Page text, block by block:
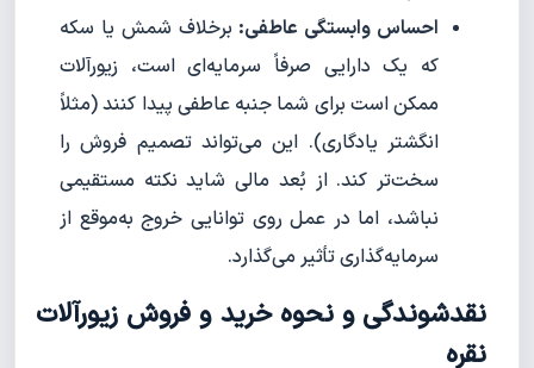
احساس وابستگی عاطفی: برخلاف شمش یا سکه
که یک دارایی صرفاً سرمایه‌ای است، زیورآلات
ممکن است برای شما جنبه عاطفی پیدا کنند (مثلاً
انگشتر یادگاری). این می‌تواند تصمیم فروش را
سخت‌تر کند. از بُعد مالی شاید نکته مستقیمی
نباشد، اما در عمل روی توانایی خروج به‌موقع از
سرمایه‌گذاری تأثیر می‌گذارد.
نقدشوندگی و نحوه خرید و فروش زیورآلات
نقره